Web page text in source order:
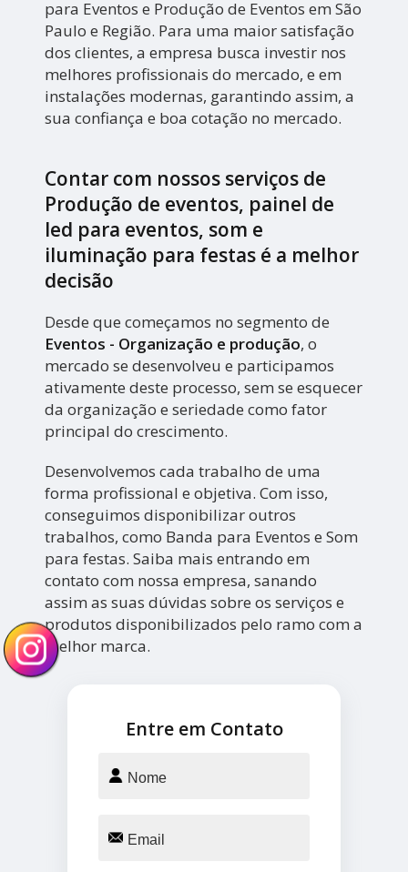
para Eventos e Produção de Eventos em São
Paulo e Região. Para uma maior satisfação
dos clientes, a empresa busca investir nos
melhores profissionais do mercado, e em
instalações modernas, garantindo assim, a
sua confiança e boa cotação no mercado.
Contar com nossos serviços de
Produção de eventos, painel de
led para eventos, som e
iluminação para festas é a melhor
decisão
Desde que começamos no segmento de
Eventos - Organização e produção, o
mercado se desenvolveu e participamos
ativamente deste processo, sem se esquecer
da organização e seriedade como fator
principal do crescimento.
Desenvolvemos cada trabalho de uma
forma profissional e objetiva. Com isso,
conseguimos disponibilizar outros
trabalhos, como Banda para Eventos e Som
para festas. Saiba mais entrando em
contato com nossa empresa, sanando
assim as suas dúvidas sobre os serviços e
produtos disponibilizados pelo ramo com a
melhor marca.
Entre em Contato